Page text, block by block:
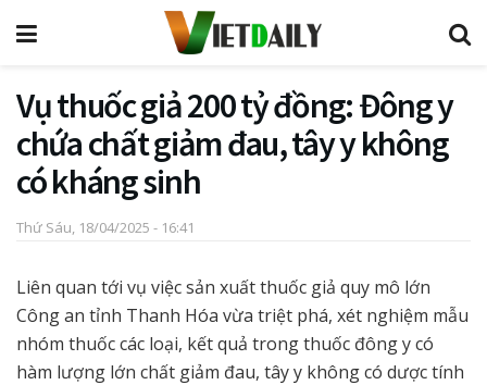
Vụ thuốc giả 200 tỷ đồng: Đông y
chứa chất giảm đau, tây y không
có kháng sinh
Thứ Sáu, 18/04/2025 - 16:41
Liên quan tới vụ việc sản xuất thuốc giả quy mô lớn
Công an tỉnh Thanh Hóa vừa triệt phá, xét nghiệm mẫu
nhóm thuốc các loại, kết quả trong thuốc đông y có
hàm lượng lớn chất giảm đau, tây y không có dược tính